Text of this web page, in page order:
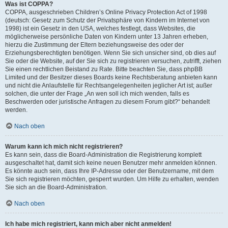
Was ist COPPA?
COPPA, ausgeschrieben Children’s Online Privacy Protection Act of 1998
(deutsch: Gesetz zum Schutz der Privatsphäre von Kindern im Internet von
1998) ist ein Gesetz in den USA, welches festlegt, dass Websites, die
möglicherweise persönliche Daten von Kindern unter 13 Jahren erheben,
hierzu die Zustimmung der Eltern beziehungsweise des oder der
Erziehungsberechtigten benötigen. Wenn Sie sich unsicher sind, ob dies auf
Sie oder die Website, auf der Sie sich zu registrieren versuchen, zutrifft, ziehen
Sie einen rechtlichen Beistand zu Rate. Bitte beachten Sie, dass phpBB
Limited und der Besitzer dieses Boards keine Rechtsberatung anbieten kann
und nicht die Anlaufstelle für Rechtsangelegenheiten jeglicher Art ist; außer
solchen, die unter der Frage „An wen soll ich mich wenden, falls es
Beschwerden oder juristische Anfragen zu diesem Forum gibt?“ behandelt
werden.
Nach oben
Warum kann ich mich nicht registrieren?
Es kann sein, dass die Board-Administration die Registrierung komplett
ausgeschaltet hat, damit sich keine neuen Benutzer mehr anmelden können.
Es könnte auch sein, dass Ihre IP-Adresse oder der Benutzername, mit dem
Sie sich registrieren möchten, gesperrt wurden. Um Hilfe zu erhalten, wenden
Sie sich an die Board-Administration.
Nach oben
Ich habe mich registriert, kann mich aber nicht anmelden!